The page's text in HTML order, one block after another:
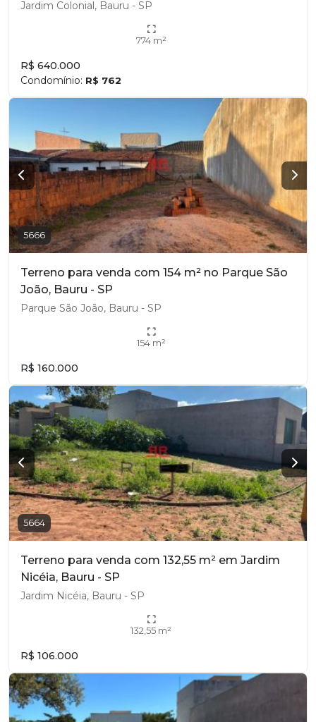
Jardim Colonial, Bauru - SP
774 m²
R$ 640.000
Condomínio: R$ 762
5666
Terreno para venda com 154 m² no Parque São
João, Bauru - SP
Parque São João, Bauru - SP
154 m²
R$ 160.000
5664
Terreno para venda com 132,55 m² em Jardim
Nicéia, Bauru - SP
Jardim Nicéia, Bauru - SP
132,55 m²
R$ 106.000